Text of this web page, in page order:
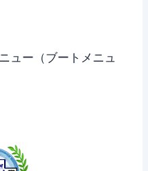
ュー（ブートメニュ